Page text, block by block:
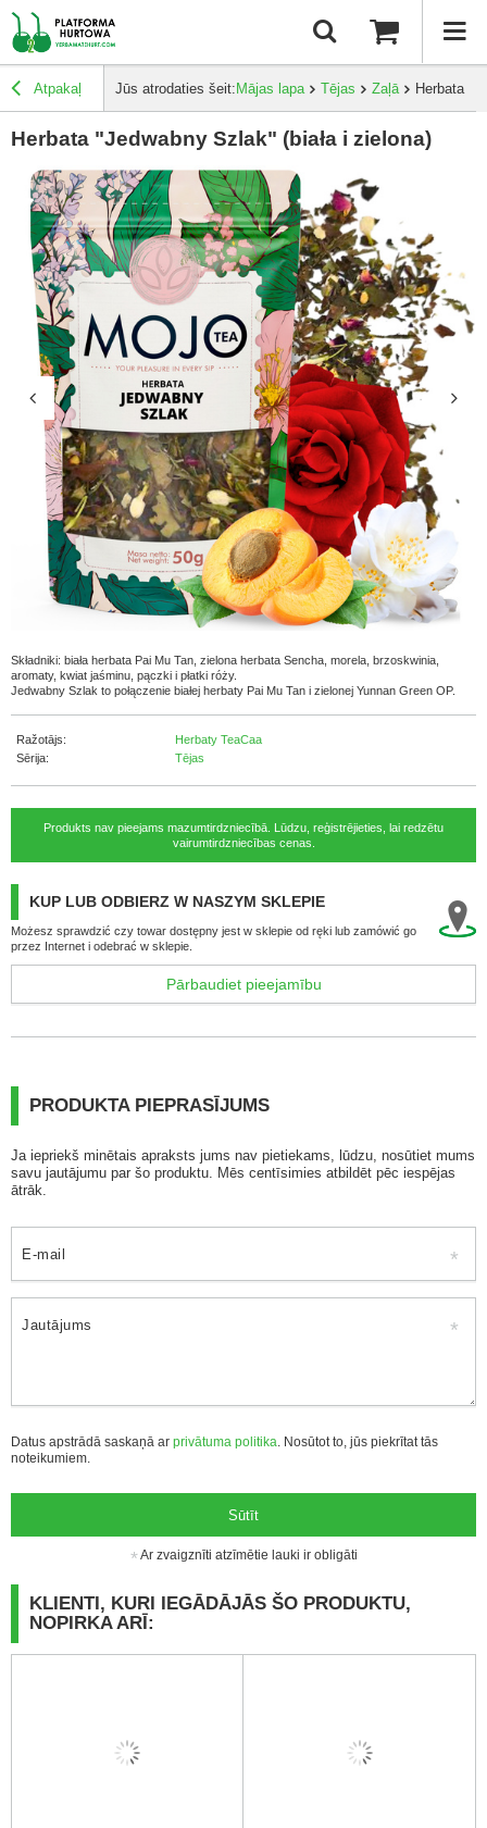
Atpakaļ Jūs atrodaties šeit: Mājas lapa Tējas Zaļā Herbata
Herbata "Jedwabny Szlak" (biała i zielona)
Składniki: biała herbata Pai Mu Tan, zielona herbata Sencha, morela, brzoskwinia,
aromaty, kwiat jaśminu, pączki i płatki róży.
Jedwabny Szlak to połączenie białej herbaty Pai Mu Tan i zielonej Yunnan Green OP.
Ražotājs:
Herbaty TeaCaa
Sērija:
Tējas
Produkts nav pieejams mazumtirdzniecībā. Lūdzu, reģistrējieties, lai redzētu
vairumtirdzniecības cenas.
KUP LUB ODBIERZ W NASZYM SKLEPIE
Możesz sprawdzić czy towar dostępny jest w sklepie od ręki lub zamówić go
przez Internet i odebrać w sklepie.
Pārbaudiet pieejamību
PRODUKTA PIEPRASĪJUMS
Ja iepriekš minētais apraksts jums nav pietiekams, lūdzu, nosūtiet mums
savu jautājumu par šo produktu. Mēs centīsimies atbildēt pēc iespējas
ātrāk.
E-mail
Jautājums
Datus apstrādā saskaņā ar privātuma politika . Nosūtot to, jūs piekrītat tās
noteikumiem.
Sūtīt
Ar zvaigznīti atzīmētie lauki ir obligāti
KLIENTI, KURI IEGĀDĀJĀS ŠO PRODUKTU,
NOPIRKA ARĪ: